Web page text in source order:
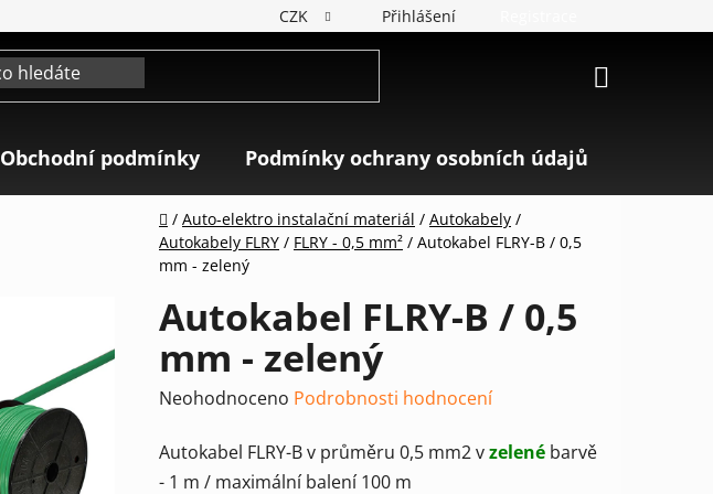
CZK Přihlášení
Obchodní podmínky Podmínky ochrany osobních údajů
Domů
/ Auto-elektro instalační materiál / Autokabely /
Autokabely FLRY / FLRY - 0,5 mm² / Autokabel FLRY-B / 0,5
mm - zelený
Autokabel FLRY-B / 0,5
mm - zelený
Průměrné
produktu
je
Neohodnoceno Podrobnosti hodnocení
Autokabel FLRY-B v průměru 0,5 mm2 vzelené barvě
- 1 m / maximální balení 100 m